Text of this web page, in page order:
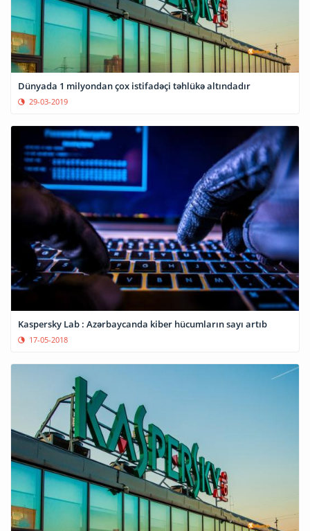
Dünyada 1 milyondan çox istifadəçi təhlükə altındadır
29-03-2019
Kaspersky Lab : Azərbaycanda kiber hücumların sayı artıb
17-05-2018